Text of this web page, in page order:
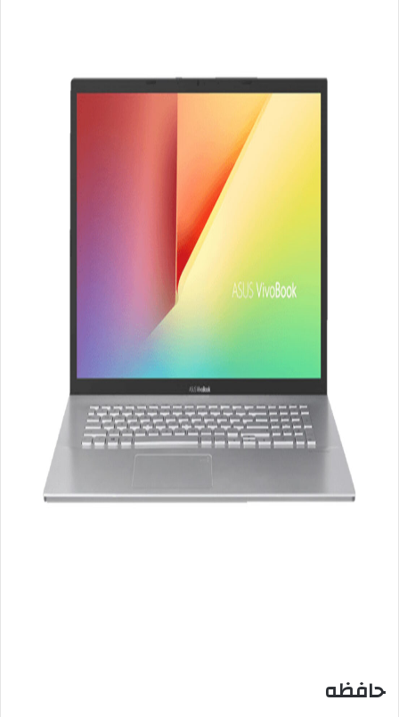
حافظه